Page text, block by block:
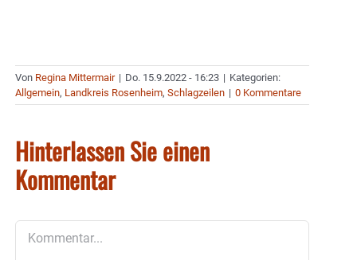
Von Regina Mittermair | Do. 15.9.2022 - 16:23 | Kategorien:
Allgemein, Landkreis Rosenheim, Schlagzeilen | 0 Kommentare
Hinterlassen Sie einen
Kommentar